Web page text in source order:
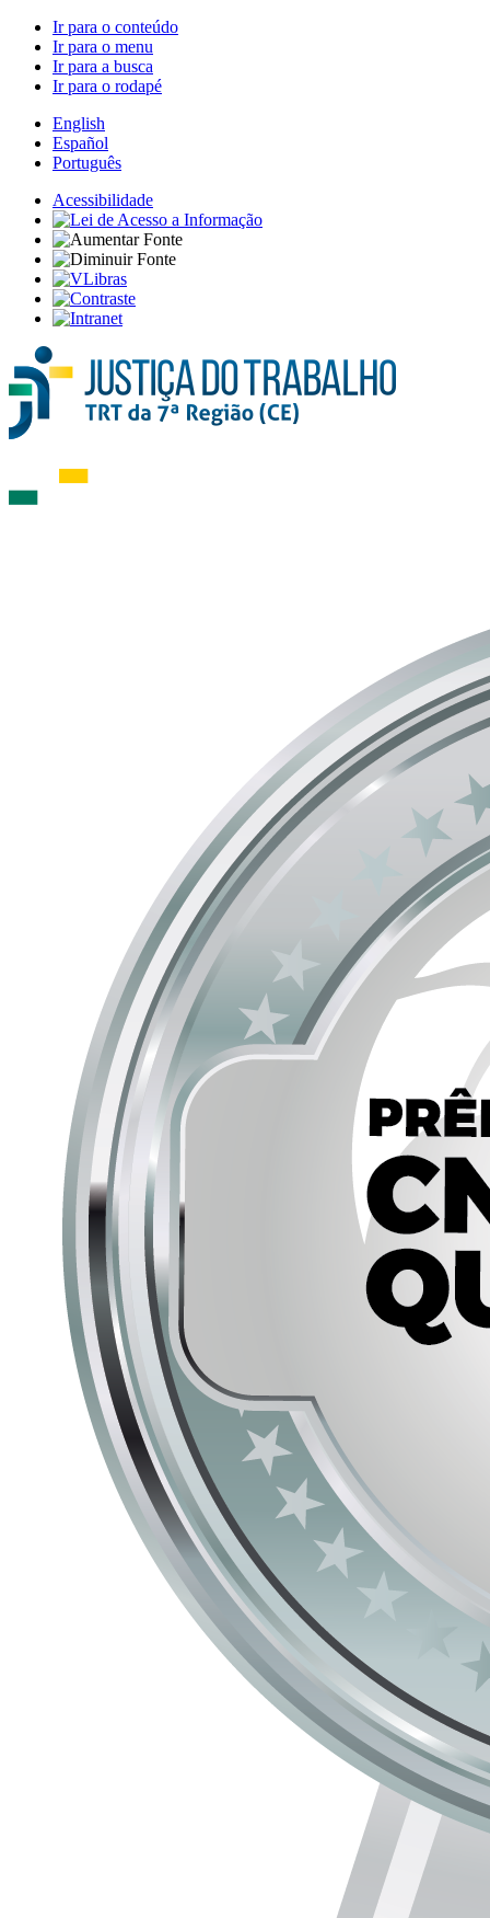
Ir para o conteúdo
Ir para o menu
Ir para a busca
Ir para o rodapé
English
Español
Português
Acessibilidade